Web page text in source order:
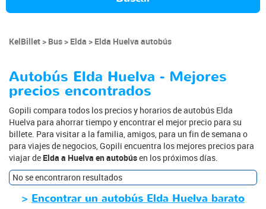
KelBillet Bus Elda Elda Huelva autobús
Autobús Elda Huelva - Mejores
precios encontrados
Gopili compara todos los precios y horarios de autobús Elda
Huelva para ahorrar tiempo y encontrar el mejor precio para su
billete. Para visitar a la familia, amigos, para un fin de semana o
para viajes de negocios, Gopili encuentra los mejores precios para
viajar de Elda a Huelva en autobúsen los próximos días.
No se encontraron resultados
> Encontrar un autobús Elda Huelva barato